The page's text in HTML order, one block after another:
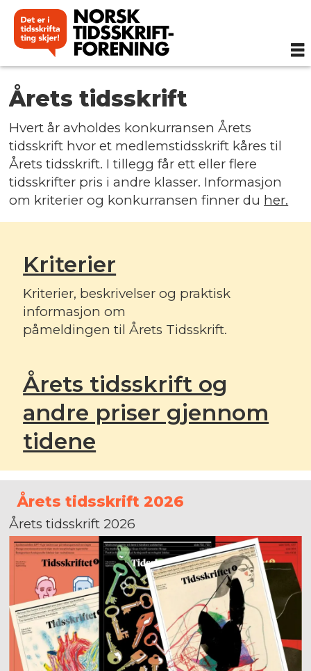
Årets
tidsskrift
Årets tidsskrift
Hvert år avholdes konkurransen Årets
tidsskrift hvor et medlemstidsskrift kåres til
Årets tidsskrift. I tillegg får ett eller flere
tidsskrifter pris i andre klasser. Informasjon
om kriterier og konkurransen finner du her.
Kriterier
Kriterier, beskrivelser og praktisk
informasjon om
påmeldingen til Årets Tidsskrift.
Årets tidsskrift og
andre priser gjennom
tidene
Årets tidsskrift 2026
Årets tidsskrift 2026